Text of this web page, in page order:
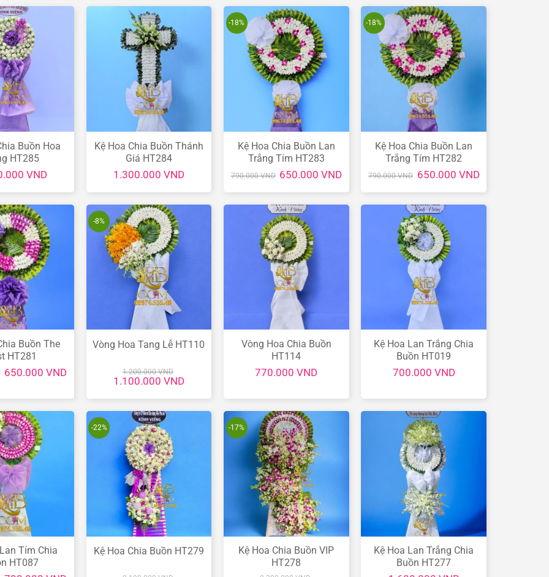
1.000.000 VND.
Buồn Hoa
HT285
VND
Kệ Hoa Chia Buồn Thánh
Giá HT284
1.300.000 VND
-18%
Kệ Hoa Chia Buồn Lan
Trắng Tím HT283
790.000VND Giá
gốc
là:
650.000VNDGiá
tại
650.000 VND.
-18%
Kệ Hoa Chia Buồn Lan
Trắng Tím HT282
790.000VND Giá
gốc
là:
650.000 VNDGiá
tại
650.000 VND.
Buồn The
HT281
Giá
gốc
790.000 VND.
650.000VNDGiá
là:
-8%
Vòng Hoa Tang Lễ HT110
1.200.000VND
Giá
gốc
là:
1.100.000 VNDGiá
tại
1.100.000 VND.
Vòng Hoa Chia Buồn
HT114
770.000VND
Kệ Hoa Lan Trắng Chia
Buồn HT019
700.000 VND
Tím Chia
HT087
-22%
Kệ Hoa Chia Buồn HT279
-17%
Kệ Hoa Chia Buồn VIP
HT278
Kệ Hoa Lan Trắng Chia
Buồn HT277